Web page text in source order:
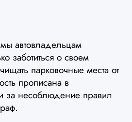
автовладельцам
заботиться о своем
парковочные места от
прописана в
за несоблюдение правил